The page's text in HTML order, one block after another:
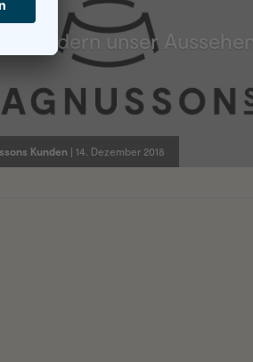
verändern unser Aussehen
Kunden | 14. Dezember 2018